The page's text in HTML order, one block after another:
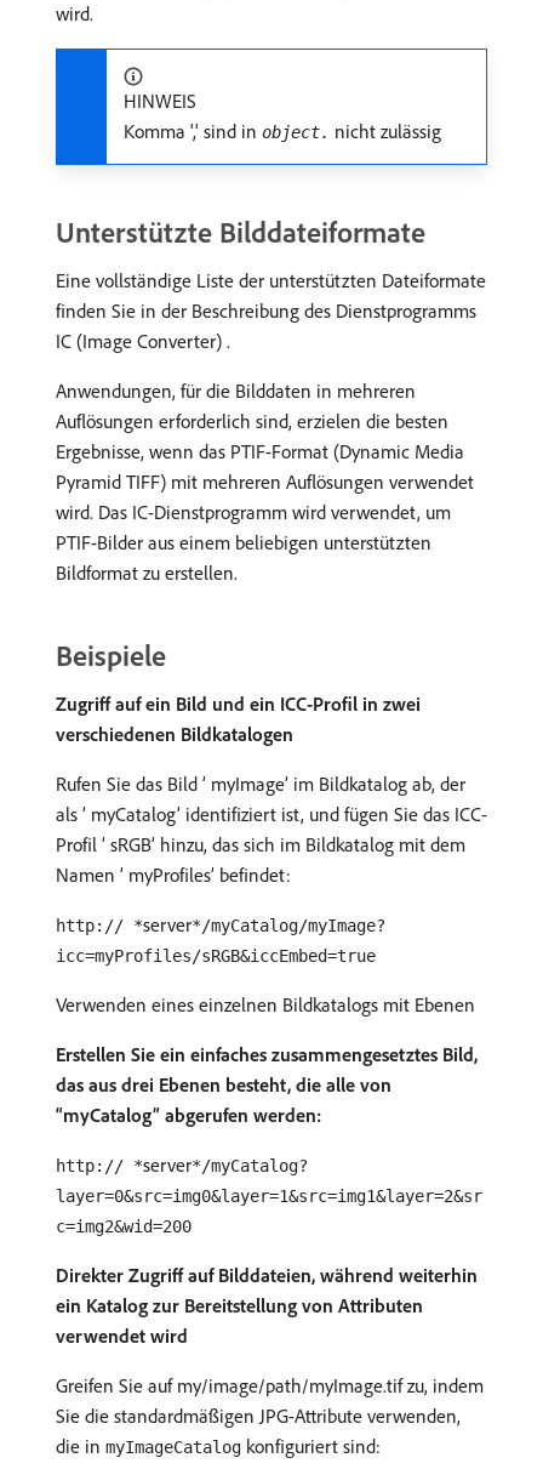
wird.
HINWEIS
Komma ',' sind in object. nicht zulässig
Unterstützte Bilddateiformate
Eine vollständige Liste der unterstützten Dateiformate
finden Sie in der Beschreibung des Dienstprogramms
IC (Image Converter) .
Anwendungen, für die Bilddaten in mehreren
Auflösungen erforderlich sind, erzielen die besten
Ergebnisse, wenn das PTIF-Format (Dynamic Media
Pyramid TIFF) mit mehreren Auflösungen verwendet
wird. Das IC-Dienstprogramm wird verwendet, um
PTIF-Bilder aus einem beliebigen unterstützten
Bildformat zu erstellen.
Beispiele
Zugriff auf ein Bild und ein ICC-Profil in zwei
verschiedenen Bildkatalogen
Rufen Sie das Bild ’ myImage’ im Bildkatalog ab, der
als ’ myCatalog’ identifiziert ist, und fügen Sie das ICC-
Profil ’ sRGB’ hinzu, das sich im Bildkatalog mit dem
Namen ’ myProfiles’ befindet:
http:// *server*/myCatalog/myImage?
icc=myProfiles/sRGB&iccEmbed=true
Verwenden eines einzelnen Bildkatalogs mit Ebenen
Erstellen Sie ein einfaches zusammengesetztes Bild,
das aus drei Ebenen besteht, die alle von
“myCatalog” abgerufen werden:
http:// *server*/myCatalog?
layer=0&src=img0&layer=1&src=img1&layer=2&sr
c=img2&wid=200
Direkter Zugriff auf Bilddateien, während weiterhin
ein Katalog zur Bereitstellung von Attributen
verwendet wird
Greifen Sie auf my/image/path/myImage.tif zu, indem
Sie die standardmäßigen JPG-Attribute verwenden,
die in myImageCatalog konfiguriert sind: